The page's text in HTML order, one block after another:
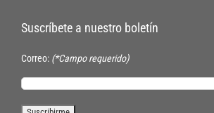
Suscríbete a nuestro boletín
Correo: (*Campo requerido)